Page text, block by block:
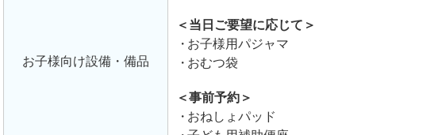
お子様向け設備・備品
＜当日ご要望に応じて＞
お子様用パジャマ
おむつ袋
＜事前予約＞
おねしょパッド